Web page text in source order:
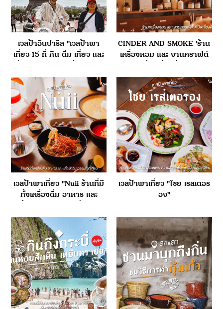
เวสป้าอินปารีส "เวสป้าพา
เที่ยว 15 ที่ กิน ดิ่ม เที่ยว และ
CINDER AND SMOKE 'ร้าน
เครื่องหอม และ งานคราฟต์
เวสป้าพาเที่ยว "Nuii ร้านที่มี
ทั้งเครื่องดื่ม อาหาร และ
เวสป้าพาเที่ยว "ไชย เรสเตอร
อง"